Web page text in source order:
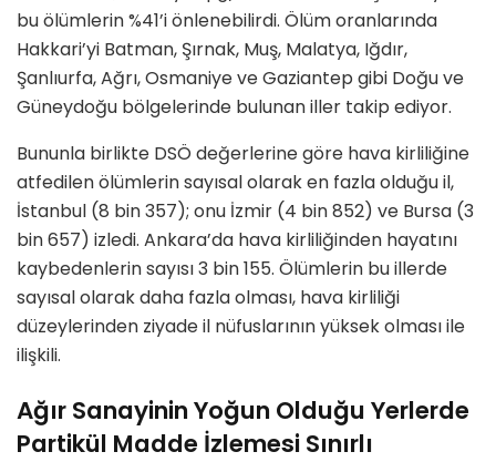
bu ölümlerin %41’i önlenebilirdi. Ölüm oranlarında
Hakkari’yi Batman, Şırnak, Muş, Malatya, Iğdır,
Şanlıurfa, Ağrı, Osmaniye ve Gaziantep gibi Doğu ve
Güneydoğu bölgelerinde bulunan iller takip ediyor.
Bununla birlikte DSÖ değerlerine göre hava kirliliğine
atfedilen ölümlerin sayısal olarak en fazla olduğu il,
İstanbul (8 bin 357); onu İzmir (4 bin 852) ve Bursa (3
bin 657) izledi. Ankara’da hava kirliliğinden hayatını
kaybedenlerin sayısı 3 bin 155. Ölümlerin bu illerde
sayısal olarak daha fazla olması, hava kirliliği
düzeylerinden ziyade il nüfuslarının yüksek olması ile
ilişkili.
Ağır Sanayinin Yoğun Olduğu Yerlerde
Partikül Madde İzlemesi Sınırlı